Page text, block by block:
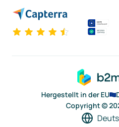
Hergestellt in der EU
Copyright ©